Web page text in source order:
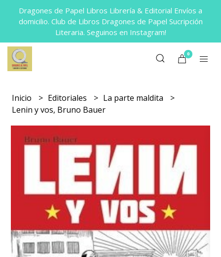
Dragones de Papel Libros Librería & Editorial Envíos a
domicilio. Club de Libros Dragones de Papel Sucripción
Literaria. Seguinos en Instagram!
0
Inicio Editoriales
La parte maldita
Lenin y vos, Bruno Bauer